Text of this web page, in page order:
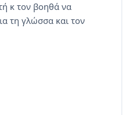
κ τον βοηθά να
τη γλώσσα και τον